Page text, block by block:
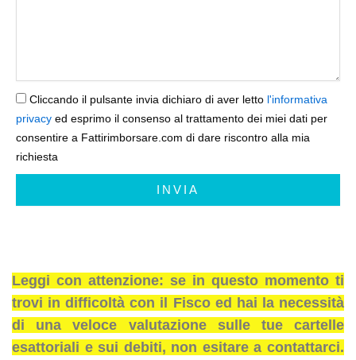
Cliccando il pulsante invia dichiaro di aver letto l'informativa
privacy ed esprimo il consenso al trattamento dei miei dati per
consentire a Fattirimborsare.com di dare riscontro alla mia
richiesta
INVIA
Leggi con attenzione: se in questo momento ti
trovi in difficoltà con il Fisco ed hai la necessità
di una veloce valutazione sulle tue cartelle
esattoriali e sui debiti, non esitare a contattarci.